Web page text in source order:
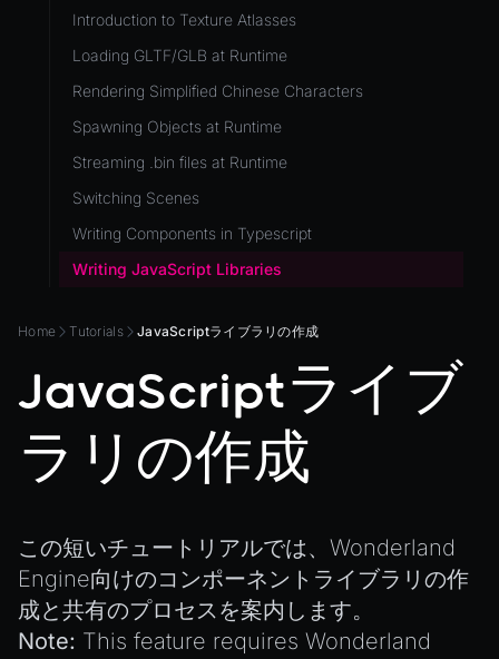
Home Tutorials JavaScriptライブラリの作成
JavaScriptライブ
ラリの作成
この短いチュートリアルでは、Wonderland
Engine向けのコンポーネントライブラリの作
成と共有のプロセスを案内します。
Note: This feature requires Wonderland
ParticleEffectComponent
PhysXComponent
TextComponent
ViewComponent
RESOURCES
AnimationGraphManager
AudioClip
Environment
MaterialManager
Mesh
MeshAttributeAccessor
MeshManager
Introduction to Texture Atlasses
Loading GLTF/GLB at Runtime
Rendering Simplified Chinese Characters
Spawning Objects at Runtime
Streaming .bin files at Runtime
Switching Scenes
Writing Components in Typescript
Writing JavaScript Libraries